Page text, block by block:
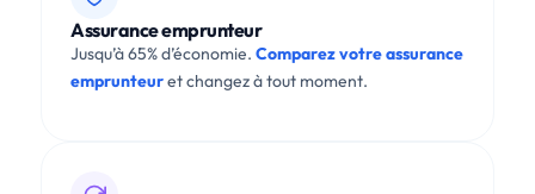
Assurance emprunteur
Jusqu’à 65% d’économie. Comparez votre assurance
emprunteuret changez à tout moment.